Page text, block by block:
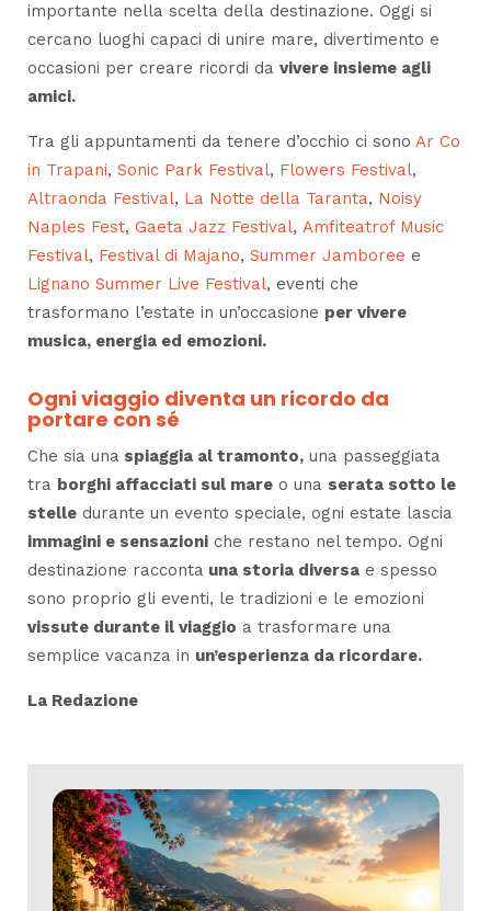
importante nella scelta della destinazione. Oggi si
cercano luoghi capaci di unire mare, divertimento e
occasioni per creare ricordi da vivere insieme agli
amici.
Tra gli appuntamenti da tenere d’occhio ci sono Ar Co
in Trapani, Sonic Park Festival, Flowers Festival,
Altraonda Festival, La Notte della Taranta, Noisy
Naples Fest, Gaeta Jazz Festival, Amfiteatrof Music
Festival, Festival di Majano, Summer Jamboree e
Lignano Summer Live Festival, eventi che
trasformano l’estate in un’occasione per vivere
musica, energia ed emozioni.
Ogni viaggio diventa un ricordo da
portare con sé
Che sia una spiaggia al tramonto, una passeggiata
tra borghi affacciati sul mare o una serata sotto le
stelle durante un evento speciale, ogni estate lascia
immagini e sensazioni che restano nel tempo. Ogni
destinazione racconta una storia diversa e spesso
sono proprio gli eventi, le tradizioni e le emozioni
vissute durante il viaggio a trasformare una
semplice vacanza in un’esperienza da ricordare.
La Redazione